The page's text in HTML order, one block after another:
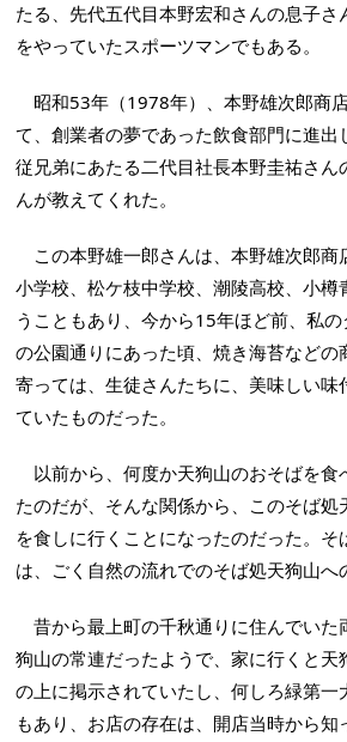
たる、先代五代目本野宏和さんの息子
をやっていたスポーツマンでもある。
昭和53年（1978年）、本野雄次郎商
て、創業者の夢であった飲食部門に進出
従兄弟にあたる二代目社長本野圭祐さん
んが教えてくれた。
この本野雄一郎さんは、本野雄次郎商
小学校、松ケ枝中学校、潮陵高校、小樽
うこともあり、今から15年ほど前、私
の公園通りにあった頃、焼き海苔などの
寄っては、生徒さんたちに、美味しい味
ていたものだった。
以前から、何度か天狗山のおそばを食
たのだが、そんな関係から、このそば
を食しに行くことになったのだった。そ
は、ごく自然の流れでのそば処天狗山へ
昔から最上町の千秋通りに住んでいた
狗山の常連だったようで、家に行くと天
の上に掲示されていたし、何しろ緑第一
もあり、お店の存在は、開店当時から知